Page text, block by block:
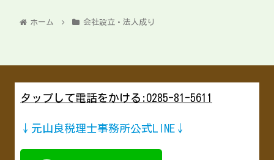
ホーム 会社設立・法人成り
タップして電話をかける:0285-81-5611
↓元山良税理士事務所公式LINE↓